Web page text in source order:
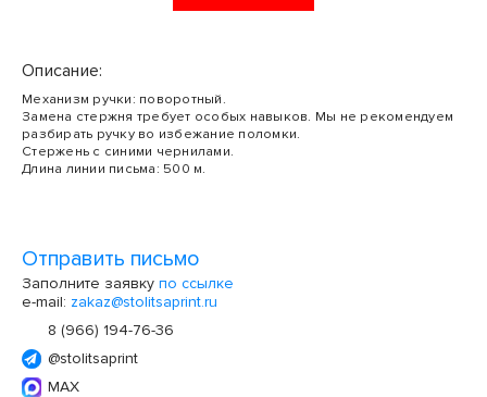
Описание:
Механизм ручки: поворотный.
Замена стержня требует особых навыков. Мы не рекомендуем
разбирать ручку во избежание поломки.
Стержень с синими чернилами.
Длина линии письма: 500 м.
Отправить письмо
Заполните заявку по ссылке
e-mail: zakaz@stolitsaprint.ru
8 (966) 194-76-36
@stolitsaprint
MAX